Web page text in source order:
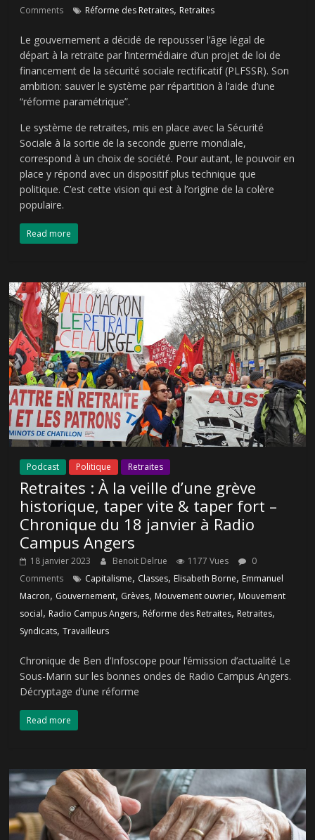
Comments
Réforme des Retraites, Retraites
Le gouvernement a décidé de repousser l’âge légal de
départ à la retraite par l’intermédiaire d’un projet de loi de
financement de la sécurité sociale rectificatif (PLFSSR). Son
ambition: sauver le système par répartition à l’aide d’une
“réforme paramétrique”.
Le système de retraites, mis en place avec la Sécurité
Sociale à la sortie de la seconde guerre mondiale,
correspond à un choix de société. Pour autant, le pouvoir en
place y répond avec un dispositif plus technique que
politique. C’est cette vision qui est à l’origine de la colère
populaire.
Read more
Podcast Politique Retraites
Retraites : À la veille d’une grève
historique, taper vite & taper fort –
Chronique du 18 janvier à Radio
Campus Angers
18 janvier 2023 Benoit Delrue 1177 Vues
0
Comments
Capitalisme, Classes, Elisabeth Borne, Emmanuel
Macron, Gouvernement, Grèves, Mouvement ouvrier, Mouvement
social, Radio Campus Angers, Réforme des Retraites, Retraites,
Syndicats,Travailleurs
Chronique de Ben d’Infoscope pour l’émission d’actualité Le
Sous-Marin sur les bonnes ondes de Radio Campus Angers.
Décryptage d’une réforme
Read more